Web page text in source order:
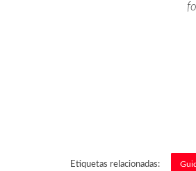
Etiquetas relacionadas: